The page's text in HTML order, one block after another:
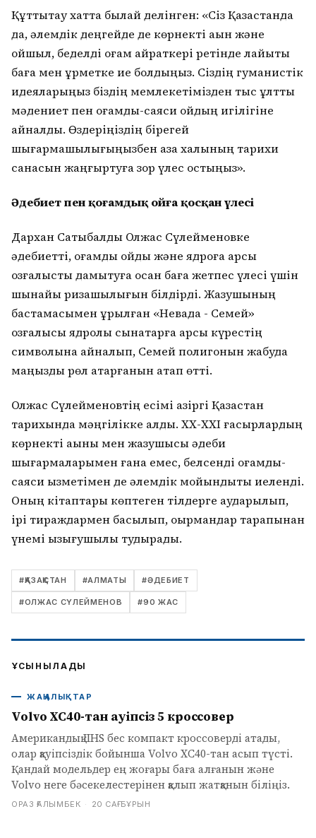
Құттықтау хатта былай делінген: «Сіз Қазақстанда
да, әлемдік деңгейде де көрнекті ақын және
ойшыл, беделді қоғам қайраткері ретінде лайықты
баға мен құрметке ие болдыңыз. Сіздің гуманистік
идеяларыңыз біздің мемлекетімізден тыс ұлттық
мәдениет пен қоғамдық-саяси ойдың игілігіне
айналды. Өздеріңіздің бірегей
шығармашылығыңызбен қазақ халқының тарихи
санасын жаңғыртуға зор үлес қостыңыз».
Әдебиет пен қоғамдық ойға қосқан үлесі
Дархан Сатыбалды Олжас Сүлейменовке
әдебиетті, қоғамдық ойды және ядроға қарсы
қозғалысты дамытуға қосқан баға жетпес үлесі үшін
шынайы ризашылығын білдірді. Жазушының
бастамасымен құрылған «Невада - Семей»
қозғалысы ядролық сынақтарға қарсы күрестің
символына айналып, Семей полигонын жабуда
маңызды рөл атқарғанын атап өтті.
Олжас Сүлейменовтің есімі қазіргі Қазақстан
тарихында мәңгілікке қалды. ХХ-ХХІ ғасырлардың
көрнекті ақыны мен жазушысы әдеби
шығармаларымен ғана емес, белсенді қоғамдық-
саяси қызметімен де әлемдік мойындықты иеленді.
Оның кітаптары көптеген тілдерге аударылып,
ірі тираждармен басылып, оқырмандар тарапынан
үнемі қызығушылық тудырады.
#ҚАЗАҚСТАН #АЛМАТЫ #ӘДЕБИЕТ
#ОЛЖАС СҮЛЕЙМЕНОВ #90 ЖАС
ҰСЫНЫЛАДЫ
ЖАҢАЛЫҚТАР
Volvo XC40-тан қауіпсіз 5 кроссовер
Американдық IIHS бес компакт кроссоверді атады,
олар қауіпсіздік бойынша Volvo XC40-тан асып түсті.
Қандай модельдер ең жоғары баға алғанын және
Volvo неге бәсекелестерінен қалып жатқанын біліңіз.
ОРАЗ ҒАЛЫМБЕК · 20 САҒ БҰРЫН